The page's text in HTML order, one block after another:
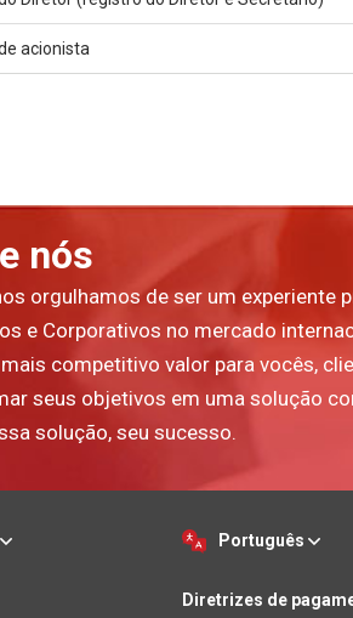
acionista
nós
orgulhamos de ser um experiente
e Corporativos no mercado
competitivo valor para vocês,
seus objetivos em uma solução
solução, seu sucesso.
Português
Diretrizes de